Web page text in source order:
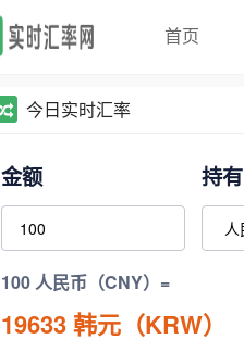
首页
今日实时汇率
金额 持有
100 人民币（CNY）=
19633韩元（KRW）